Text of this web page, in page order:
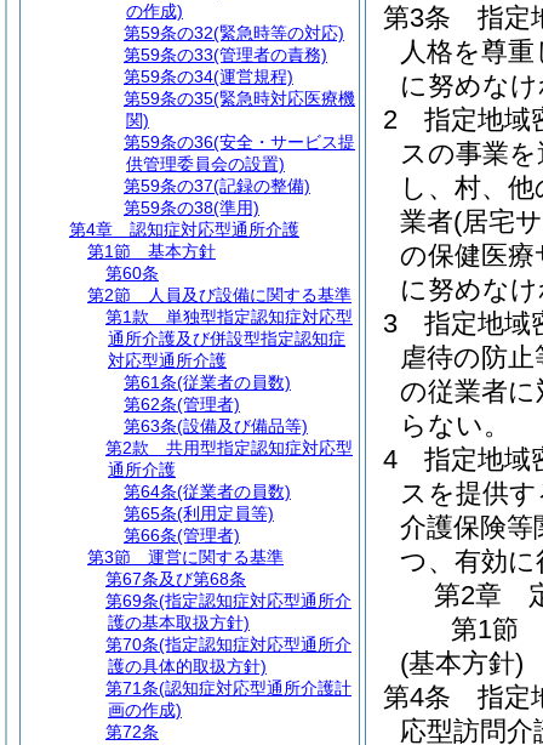
第3条
指定
人格を尊
に努めな
2
指定地域
スの事業
し、村、
業者(居宅
の保健医
に努めな
3
指定地域
虐待の防
の従業者
らない。
4
指定地域
スを提供
介護保険等
つ、有効
第2章
第1節
(基本方針)
第4条
指定
応型訪問介
の作成)
第59条の32(緊急時等の対応)
第59条の33(管理者の責務)
第59条の34(運営規程)
第59条の35(緊急時対応医療機
関)
第59条の36(安全・サービス提
供管理委員会の設置)
第59条の37(記録の整備)
第59条の38(準用)
第4章
認知症対応型通所介護
第1節
基本方針
第60条
第2節
人員及び設備に関する基準
第1款
単独型指定認知症対応型
通所介護及び併設型指定認知症
対応型通所介護
第61条(従業者の員数)
第62条(管理者)
第63条(設備及び備品等)
第2款
共用型指定認知症対応型
通所介護
第64条(従業者の員数)
第65条(利用定員等)
第66条(管理者)
第3節
運営に関する基準
第67条及び第68条
第69条(指定認知症対応型通所介
護の基本取扱方針)
第70条(指定認知症対応型通所介
護の具体的取扱方針)
第71条(認知症対応型通所介護計
画の作成)
第72条